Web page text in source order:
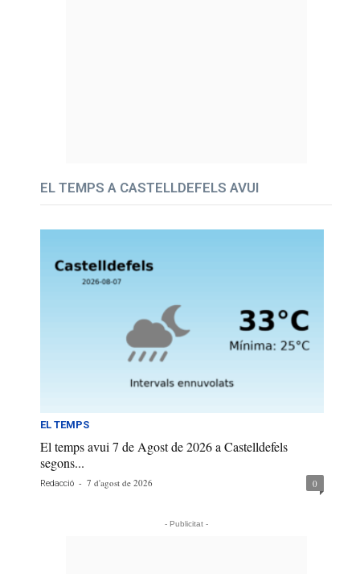
EL TEMPS A CASTELLDEFELS AVUI
EL TEMPS
El temps avui 7 de Agost de 2026 a Castelldefels
segons...
Redacció - 7 d'agost de 2026 0
- Publicitat -